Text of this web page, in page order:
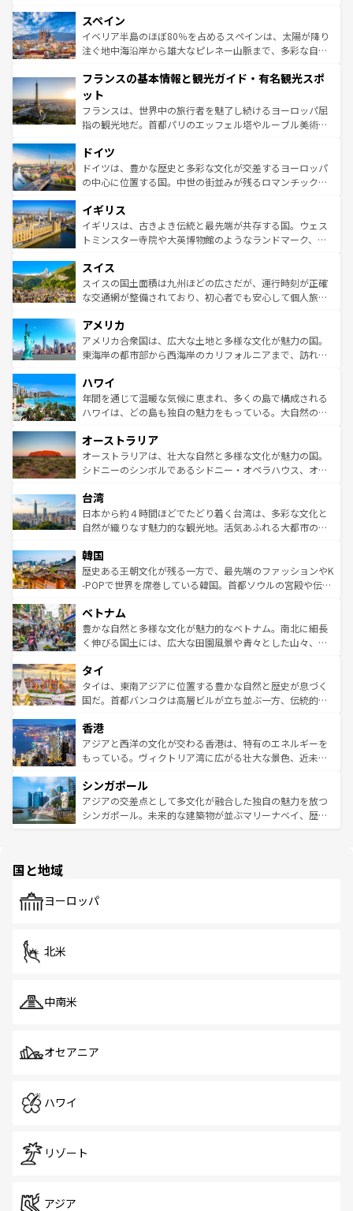
ろん、トスカーナの美しい田園風景やアマルフィ海岸の絶
景など、自然景観も見逃せない。観光の合間には、本場の
ピザやパスタなど、絶品のイタリア料理を堪能することも
ませてくれるイタリアで、忘れられない旅をしてみよう！
なお、新着のイタリア情報は
しい。
スペイン
イベリア半島のほぼ80％を占めるスペインは、太陽が降り
注ぐ地中海沿岸から雄大なピレネー山脈まで、多彩な自然
文化が根付くこの国では、情熱的なフラメンコ、熱気あふ
れる闘牛、そして美味しいタパスが生活の一部となってい
る。首都マドリードの洗練された雰囲気や、バルセロナの
アートに溢れた街角から、地方では古代ローマ遺跡や中世
せる。地方によって風土や気候が異なるスペインはその個
性で訪れる人を魅了する。 なお、新着のスペイン情報は コ
ンテンツ一覧を参照してほしい。
フランスの基本情報と観光ガイド・有名観光スポ
ット
フランスは、世界中の旅行者を魅了し続けるヨーロッパ屈
指の観光地だ。首都パリのエッフェル塔やルーブル美術館
で、幅広い魅力が詰まっている。華麗な宮殿、歴史的な大
聖堂、美しいビーチ、そして豊かな自然が、訪れる者を心
から魅了する。また、フランスは美食の国としても知ら
いる。シャンパンの発祥地であるランス、プロヴァンスの
香り高いラベンダー畑など、多彩な楽しみ方が可能だ。さ
らに、パリ以外の地域にも魅力が溢れており、どの街角に
れる地方に足を運ぶとそれぞれで全く異なる文化を体験で
きるだろう。 なお、新着のフランス情報はコンテンツ一覧
を参照してほしい。
ドイツ
ドイツは、豊かな歴史と多彩な文化が交差するヨーロッパ
の中心に位置する国。中世の街並みが残るロマンチック街
顔を持つこの国は、どこを歩いても飽きることがない。ベ
ルリンの文化的活気、バイエルン州のアルプスの絶景、そ
してライン川沿いのワイン畑といった風景は必見。ビール
は、お酒好きな人にはぜひ体験してほしい。 なお、新着の
ドイツ情報はコンテンツ一覧を参照してほしい。
イギリス
イギリスは、古きよき伝統と最先端が共存する国。ウェス
トミンスター寺院や大英博物館のようなランドマーク、歴
リアごとに異なる魅力がある。また、優雅なアフタヌーン
ティー、ビール好きにはたまらない英国パブ、サッカー観
戦など、本場だからこそできる体験も豊富。イギリスを旅
ンツ一覧を参照してほしい。
スイス
スイスの国土面積は九州ほどの広さだが、運行時刻が正確
な交通網が整備されており、初心者でも安心して個人旅行
の建物がそのまま残る町や、スイスならではのユニークな
博物館もあり、アルプス観光だけでなく町歩きも満喫する
ことができる。国民の所得が高いため物価も高いが、旅行
ば市内交通費無料で観光を楽しむこともできる。 なお、新
着のスイス情報はコンテンツ一覧 を参照してほしい。
アメリカ
アメリカ合衆国は、広大な土地と多様な文化が魅力の国。
東海岸の都市部から西海岸のカリフォルニアまで、訪れる
のような巨大都市は、観光、ショッピング、エンターテイ
ンメントが詰まった刺激的なスポットだ。一方、アメリカ
西部には大自然が広がり、グランドキャニオンやイエロー
部のニューオーリンズでは、音楽と美食が融合した独特の
文化が魅力。旅行者はアメリカの各地域で異なる魅力を楽
しみながら、その多様性と豊かな歴史を感じることができ
ならではの贅沢な旅のスタイルだ。 なお、新着のアメリカ
情報はコンテンツ一覧を参照してほしい。
ハワイ
年間を通じて温暖な気候に恵まれ、多くの島で構成される
ハワイは、どの島も独自の魅力をもっている。大自然の神
ワイ島は見逃せない。また、定番の観光地といえばオアフ
島だが、静かな自然を求めるならマウイ島やカウアイ島が
おすすめ。エメラルドグリーンに輝く海をはじめ、豊かな
れるおもてなしの心で訪れる人々を迎えてくれるハワイの
人々、おいしいローカルフードやハワイアンミュージッ
ク、伝統的なフラダンスなど、すべてがハワイの魅力を彩
ワイを、存分に味わってほしい。 なお、新着のハワイ情報
はコンテンツ一覧を参照してほしい。
オーストラリア
オーストラリアは、壮大な自然と多様な文化が魅力の国。
シドニーのシンボルであるシドニー・オペラハウス、オー
リアリーフや大陸中央部にそびえるウルル（エアーズロッ
ク）、タスマニアの美しい原生林やケアンズの熱帯雨林な
ど、見どころがたくさん。また、カフェやワイン、オージ
いる。アクティビティも充実しており、サーフィンやダイ
ビング、ハイキングなど、アウトドア好きにはたまらな
い。オーストラリアの多彩な魅力を存分に味わいつくそ
参照してほしい。
台湾
日本から約４時間ほどでたどり着く台湾は、多彩な文化と
自然が織りなす魅力的な観光地。活気あふれる大都市の台
ン）、静ひつな山岳地帯である台湾東部など、都市の喧騒
と山間の静けさが共存しており、訪れる人に新しい発見と
驚きをもたらしてくれる。また、奥深い台湾の食文化も魅
容にもいいと評判のスイーツなど、バラエティ豊かな料理
が味わえる。 なお、新着の台湾情報は コンテンツ一覧を参
照してほしい。
韓国
歴史ある王朝文化が残る一方で、最先端のファッションやK
-POPで世界を席巻している韓国。首都ソウルの宮殿や伝統
き、地方に足を延ばせば四季折々の自然美を楽しむことが
できる。そして、キムチや焼肉、絶品のストリートフード
まで、さまざまな韓国料理が待っている。夜には、韓国な
リティに包まれながら、韓国の多彩な魅力を心ゆくまで味
わってみてほしい。 なお、新着の韓国情報はコンテンツ一
覧を参照してほしい。
ベトナム
豊かな自然と多様な文化が魅力的なベトナム。南北に細長
く伸びる国土には、広大な田園風景や青々とした山々、世
急速な発展と共に伝統が息づく。ハノイの古い町並みやホ
ーチミン市のフランス統治時代の建物も、独特の雰囲気を
醸し出している。また、バラエティの豊かさとおいしさで
とつ。フォーやバインミー、ベトナムコーヒーなどは、ぜ
ひ現地で味わいたい。どの地域を訪れてもあたたかい人々
が旅行者を迎えてくれるので、きっと忘れられない旅にな
参照してほしい。
タイ
タイは、東南アジアに位置する豊かな自然と歴史が息づく
国だ。首都バンコクは高層ビルが立ち並ぶ一方、伝統的な
の活気が交差している。北部ではチェンマイなどの山岳地
帯で自然と触れ合い、南部ではプーケットやクラビの美し
いビーチでリゾート気分を楽しむことができる。タイ料理
激する。気候は一年中温暖で、どの季節にも異なる楽しみ
が待っている。親しみやすいタイの人々、仏教を中心とし
た文化、そして多様な観光資源が、訪れる旅人を魅了し続
香港
アジアと西洋の文化が交わる香港は、特有のエネルギーを
もっている。ヴィクトリア湾に広がる壮大な景色、近未来
み、どこを訪れても感動するはず。観光スポットが密集し
ており、効率よく見どころを回れるのも魅力。息をのむよ
うな絶景から文化的な体験まで、香港を存分に楽しみ尽く
シンガポール
アジアの交差点として多文化が融合した独自の魅力を放つ
シンガポール。未来的な建築物が並ぶマリーナベイ、歴史
で、ホーカーズは地元の風情を楽しめる外せないスポット
国と地域
ヨーロッパ
北米
中南米
オセアニア
ハワイ
リゾート
アジア